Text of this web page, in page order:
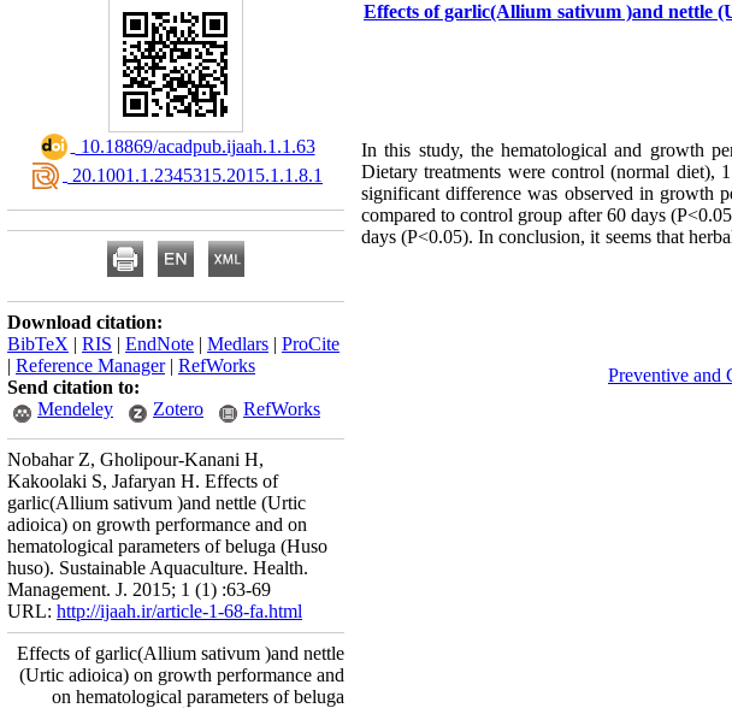
Effects of garlic(Allium sativum )and nettle
Dietary treatments were control (normal diet),
significant difference was observed in growth
compared to control group after 60 days
days (P<0.05). In conclusion, it seems that
Preventive and
‎ 10.18869/acadpub.ijaah.1.1.63
‎ 20.1001.1.2345315.2015.1.1.8.1
Download citation:
BibTeX | RIS | EndNote | Medlars | ProCite
| Reference Manager| RefWorks
Send citation to:
Mendeley
Zotero RefWorks
Nobahar Z, Gholipour-Kanani H,
Kakoolaki S, Jafaryan H. Effects of
garlic(Allium sativum )and nettle (Urtic
adioica) on growth performance and on
hematological parameters of beluga (Huso
huso). Sustainable Aquaculture. Health.
Management. J. 2015; 1 (1) :63-69
URL: http://ijaah.ir/article-1-68-fa.html
Effects of garlic(Allium sativum )and nettle
(Urtic adioica) on growth performance and
on hematological parameters of beluga